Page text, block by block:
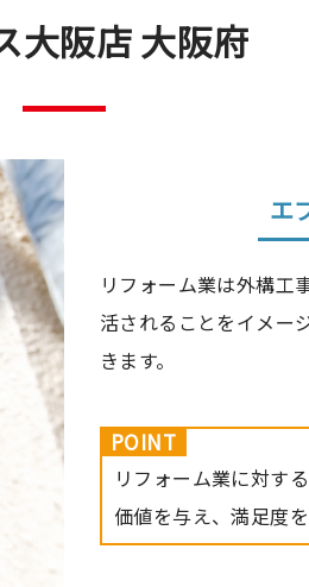
大阪店 大阪府
エ
リフォーム業は外構工
活されることをイメー
きます。
POINT
リフォーム業に対す
価値を与え、満足度